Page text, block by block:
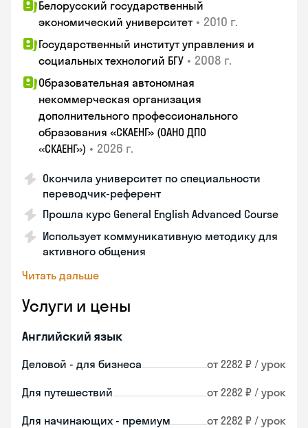
Белорусский государственный
экономический университет • 2010 г.
Государственный институт управления и
социальных технологий БГУ • 2008 г.
Образовательная автономная
некоммерческая организация
дополнительного профессионального
образования «СКАЕНГ» (ОАНО ДПО
«СКАЕНГ») • 2026 г.
Окончила университет по специальности
переводчик-референт
Прошла курс General English Advanced Course
Использует коммуникативную методику для
активного общения
Читать дальше
Услуги и цены
Английский язык
Деловой - для бизнеса от 2282 ₽ / урок
Для путешествий от 2282 ₽ / урок
Для начинающих - премиум от 2282 ₽ / урок